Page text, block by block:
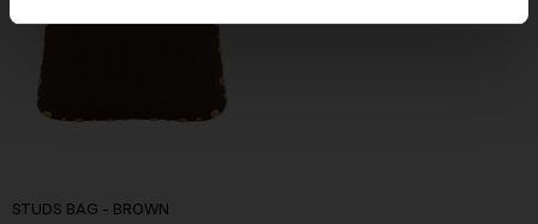
STUDS BAG - BROWN